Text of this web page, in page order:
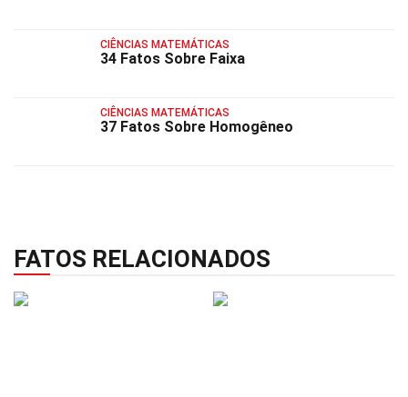
CIÊNCIAS MATEMÁTICAS
34 Fatos Sobre Faixa
CIÊNCIAS MATEMÁTICAS
37 Fatos Sobre Homogêneo
FATOS RELACIONADOS